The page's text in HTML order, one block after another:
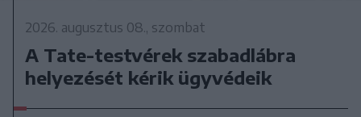
2026. augusztus 08., szombat
A Tate-testvérek szabadlábra
helyezését kérik ügyvédeik